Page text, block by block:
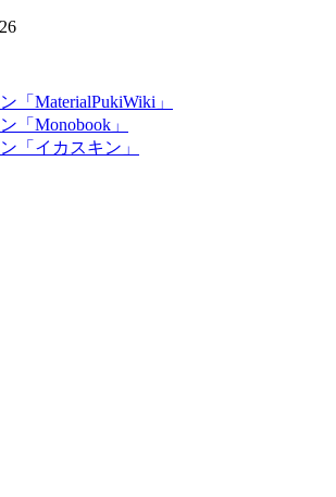
「MaterialPukiWiki」
「Monobook」
「イカスキン」